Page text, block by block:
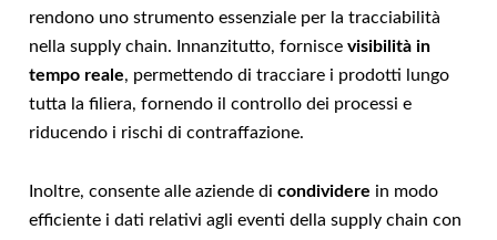
rendono uno strumento essenziale per la tracciabilità
nella supply chain. Innanzitutto, fornisce visibilità in
tempo reale, permettendo di tracciare i prodotti lungo
tutta la filiera, fornendo il controllo dei processi e
riducendo i rischi di contraffazione.
Inoltre, consente alle aziende di condividere in modo
efficiente i dati relativi agli eventi della supply chain con